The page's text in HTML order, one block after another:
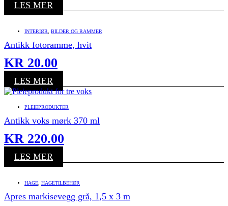
LES MER
INTERIØR BILDER OG RAMMER
Antikk fotoramme, hvit
KR 20.00
LES MER
PLEIEPRODUKTER
Antikk voks mørk 370 ml
KR 220.00
LES MER
HAGE HAGETILBEHØR
Apres markisevegg grå, 1,5 x 3 m